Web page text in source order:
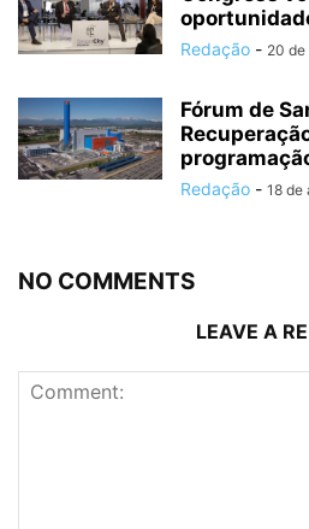
Redação - 20 de
Fórum de
Redação - 18 de
NO COMMENTS
LEAVE A